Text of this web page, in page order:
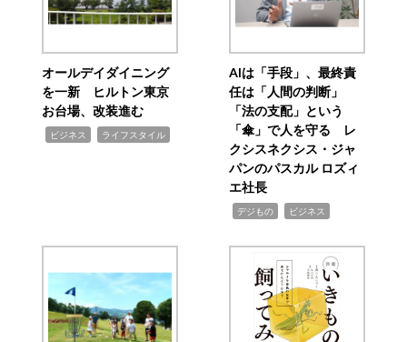
オールデイダイニング
を一新 ヒルトン東京
お台場、改装進む
ビジネス ライフスタイル
AIは「手段」、最終責
任は「人間の判断」
「法の支配」という
「傘」で人を守る レ
クシスネクシス・ジャ
パンのパスカル ロズィ
エ社長
デジもの ビジネス